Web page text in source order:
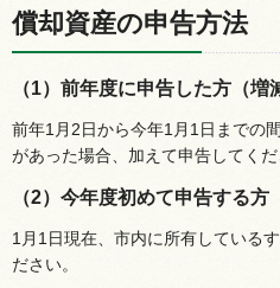
償却資産の申告方法
（1）前年度に申告した方（増
前年1月2日から今年1月1日までの
があった場合、加えて申告してくだ
（2）今年度初めて申告する方
1月1日現在、市内に所有している
ださい。